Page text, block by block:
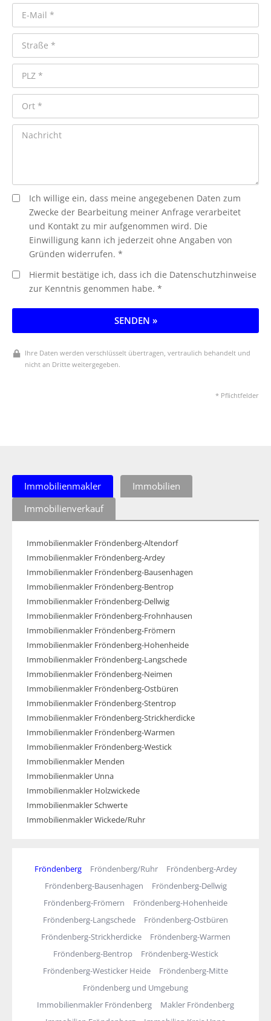
Ich willige ein, dass meine angegebenen Daten zum
Zwecke der Bearbeitung meiner Anfrage verarbeitet
und Kontakt zu mir aufgenommen wird. Die
Einwilligung kann ich jederzeit ohne Angaben von
Gründen widerrufen. *
Hiermit bestätige ich, dass ich die Datenschutzhinweise
zur Kenntnis genommen habe. *
SENDEN »
Ihre Daten werden verschlüsselt übertragen, vertraulich behandelt und
nicht an Dritte weitergegeben.
* Pflichtfelder
Immobilienmakler
Immobilien
Immobilienverkauf
Immobilienmakler Fröndenberg-Altendorf
Immobilienmakler Fröndenberg-Ardey
Immobilienmakler Fröndenberg-Bausenhagen
Immobilienmakler Fröndenberg-Bentrop
Immobilienmakler Fröndenberg-Dellwig
Immobilienmakler Fröndenberg-Frohnhausen
Immobilienmakler Fröndenberg-Frömern
Immobilienmakler Fröndenberg-Hohenheide
Immobilienmakler Fröndenberg-Langschede
Immobilienmakler Fröndenberg-Neimen
Immobilienmakler Fröndenberg-Ostbüren
Immobilienmakler Fröndenberg-Stentrop
Immobilienmakler Fröndenberg-Strickherdicke
Immobilienmakler Fröndenberg-Warmen
Immobilienmakler Fröndenberg-Westick
Immobilienmakler Menden
Immobilienmakler Unna
Immobilienmakler Holzwickede
Immobilienmakler Schwerte
Immobilienmakler Wickede/Ruhr
Fröndenberg Fröndenberg/Ruhr
Fröndenberg-Ardey
Fröndenberg-Bausenhagen
Fröndenberg-Dellwig
Fröndenberg-Frömern
Fröndenberg-Hohenheide
Fröndenberg-Langschede
Fröndenberg-Ostbüren
Fröndenberg-Strickherdicke
Fröndenberg-Warmen
Fröndenberg-Bentrop
Fröndenberg-Westick
Fröndenberg-Westicker Heide
Fröndenberg-Mitte
Fröndenberg und Umgebung
Immobilienmakler Fröndenberg
Makler Fröndenberg